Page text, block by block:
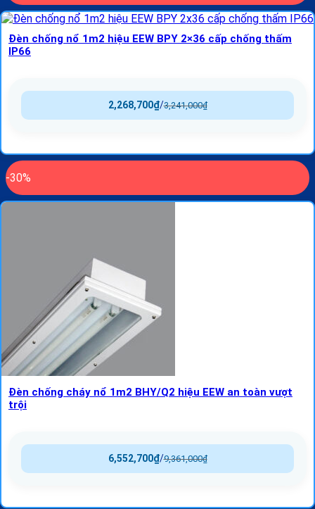
Đèn chống nổ 1m2 hiệu EEW BPY 2×36 cấp chống thấm
IP66
3,241,000₫
/
2,268,700₫
-30%
Đèn chống cháy nổ 1m2 BHY/Q2 hiệu EEW an toàn vượt
trội
9,361,000₫
/
6,552,700₫